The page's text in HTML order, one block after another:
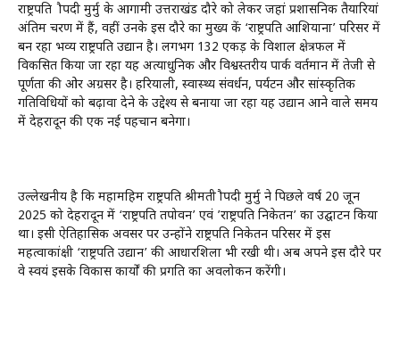
राष्ट्रपति द्रौपदी मुर्मु के आगामी उत्तराखंड दौरे को लेकर जहां प्रशासनिक तैयारियां
अंतिम चरण में हैं, वहीं उनके इस दौरे का मुख्य केंद्र ‘राष्ट्रपति आशियाना’ परिसर में
बन रहा भव्य राष्ट्रपति उद्यान है। लगभग 132 एकड़ के विशाल क्षेत्रफल में
विकसित किया जा रहा यह अत्याधुनिक और विश्वस्तरीय पार्क वर्तमान में तेजी से
पूर्णता की ओर अग्रसर है। हरियाली, स्वास्थ्य संवर्धन, पर्यटन और सांस्कृतिक
गतिविधियों को बढ़ावा देने के उद्देश्य से बनाया जा रहा यह उद्यान आने वाले समय
में देहरादून की एक नई पहचान बनेगा।
उल्लेखनीय है कि महामहिम राष्ट्रपति श्रीमती द्रौपदी मुर्मु ने पिछले वर्ष 20 जून
2025 को देहरादून में ‘राष्ट्रपति तपोवन’ एवं ’राष्ट्रपति निकेतन’ का उद्घाटन किया
था। इसी ऐतिहासिक अवसर पर उन्होंने राष्ट्रपति निकेतन परिसर में इस
महत्वाकांक्षी ‘राष्ट्रपति उद्यान’ की आधारशिला भी रखी थी। अब अपने इस दौरे पर
वे स्वयं इसके विकास कार्यों की प्रगति का अवलोकन करेंगी।